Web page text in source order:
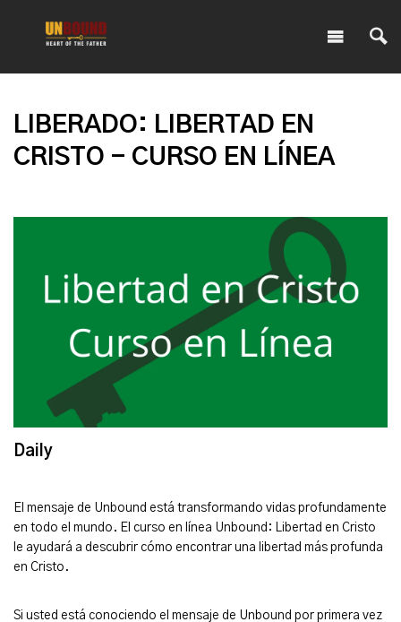
LIBERADO: LIBERTAD EN
CRISTO - CURSO EN LÍNEA
Daily
El mensaje de Unbound está transformando vidas profundamente
en todo el mundo. El curso en línea Unbound: Libertad en Cristo
le ayudará a descubrir cómo encontrar una libertad más profunda
en Cristo.
Si usted está conociendo el mensaje de Unbound por primera vez